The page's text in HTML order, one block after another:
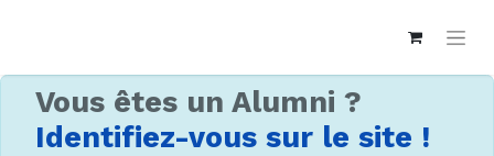
Vous êtes un Alumni ?
Identifiez-vous sur le site !